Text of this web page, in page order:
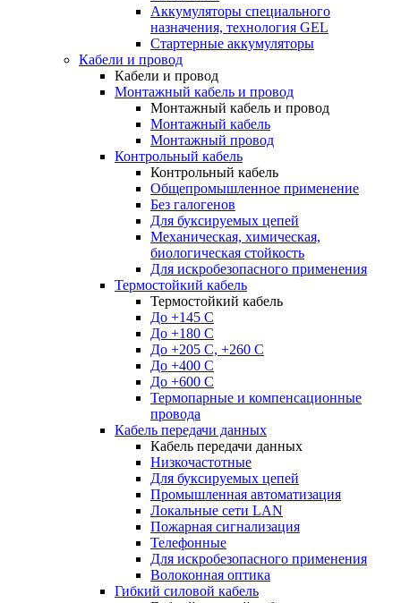
Аккумуляторы специального
назначения, технология GEL
Стартерные аккумуляторы
Кабели и провод
Кабели и провод
Монтажный кабель и провод
Монтажный кабель и провод
Монтажный кабель
Монтажный провод
Контрольный кабель
Контрольный кабель
Общепромышленное применение
Без галогенов
Для буксируемых цепей
Механическая, химическая,
биологическая стойкость
Для искробезопасного применения
Термостойкий кабель
Термостойкий кабель
До +145 С
До +180 C
До +205 С, +260 С
До +400 C
До +600 С
Термопарные и компенсационные
провода
Кабель передачи данных
Кабель передачи данных
Низкочастотные
Для буксируемых цепей
Промышленная автоматизация
Локальные сети LAN
Пожарная сигнализация
Телефонные
Для искробезопасного применения
Волоконная оптика
Гибкий силовой кабель